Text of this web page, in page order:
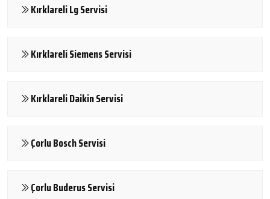
Kırklareli Lg Servisi
Kırklareli Siemens Servisi
Kırklareli Daikin Servisi
Çorlu Bosch Servisi
Çorlu Buderus Servisi